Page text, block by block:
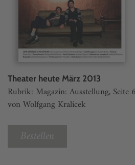
Theater heute März 2013
Rubrik: Magazin: Ausstellung, Seite
von Wolfgang Kralicek
Bestellen